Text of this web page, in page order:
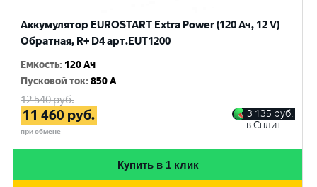
Аккумулятор EUROSTART Extra Power (120 Ач, 12 V)
Обратная, R+ D4 арт.EUT1200
Емкость: 120 Ач
Пусковой ток:850 A
12 540руб.
11 460 руб.
при обмене
3 135 руб.
в Сплит
Купить в 1 клик